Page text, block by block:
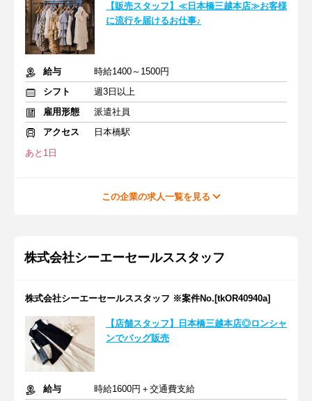
【販売スタッフ】≪日本橋三越本店≫お客様
に流行を届けるお仕事♪
給与
時給1400～1500円
シフト
週3日以上
雇用形態
派遣社員
アクセス
日本橋駅
あと1日
この企業の求人一覧を見る
株式会社シーエーセールススタッフ
株式会社シーエーセールススタッフ ※案件No.[tkOR40940a]
【店舗スタッフ】日本橋三越本店◎ロンシャ
ンでバッグ販売
給与
時給1600円＋交通費支給